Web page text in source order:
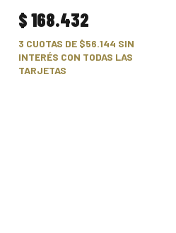
$168.432
3 CUOTAS DE $56.144 SIN
INTERÉS CON TODAS LAS
TARJETAS